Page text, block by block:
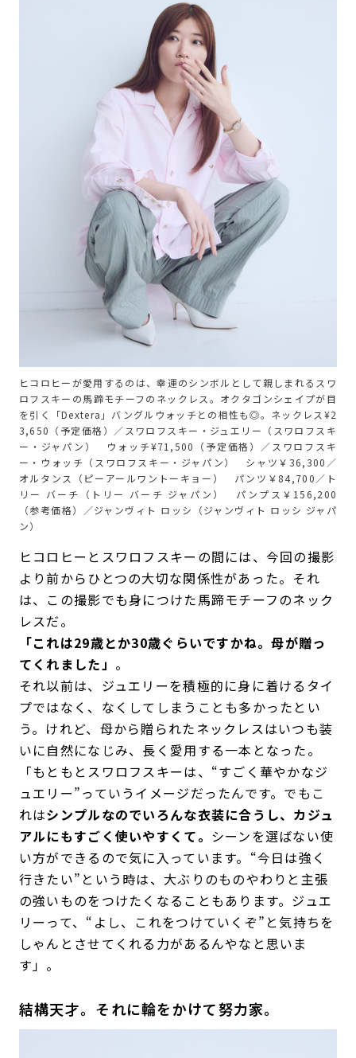
ヒコロヒーが愛用するのは、幸運のシンボルとして親しまれるスワ
ロフスキーの馬蹄モチーフのネックレス。オクタゴンシェイプが目
を引く「Dextera」バングルウォッチとの相性も◎。ネックレス¥2
3,650（予定価格）／スワロフスキー・ジュエリー（スワロフスキ
ー・ジャパン） ウォッチ¥71,500（予定価格）／スワロフスキ
ー・ウォッチ（スワロフスキー・ジャパン） シャツ￥36,300／
オルタンス（ピーアールワントーキョー） パンツ￥84,700／ト
リー バーチ（トリー バーチ ジャパン） パンプス￥156,200
（参考価格）／ジャンヴィト ロッシ（ジャンヴィト ロッシ ジャパ
ン）
ヒコロヒーとスワロフスキーの間には、今回の撮影
より前からひとつの大切な関係性があった。それ
は、この撮影でも身につけた馬蹄モチーフのネック
レスだ。
「これは29歳とか30歳ぐらいですかね。母が贈っ
てくれました」 。
それ以前は、ジュエリーを積極的に身に着けるタイ
プではなく、なくしてしまうことも多かったとい
う。けれど、母から贈られたネックレスはいつも装
いに自然になじみ、長く愛用する一本となった。
「もともとスワロフスキーは、“すごく華やかなジ
ュエリー”っていうイメージだったんです。でもこ
れはシンプルなのでいろんな衣装に合うし、カジュ
アルにもすごく使いやすくて。 シーンを選ばない使
い方ができるので気に入っています。“今日は強く
行きたい”という時は、大ぶりのものやわりと主張
の強いものをつけたくなることもあります。ジュエ
リーって、“よし、これをつけていくぞ”と気持ちを
しゃんとさせてくれる力があるんやなと思いま
す」。
結構天才。それに輪をかけて努力家。